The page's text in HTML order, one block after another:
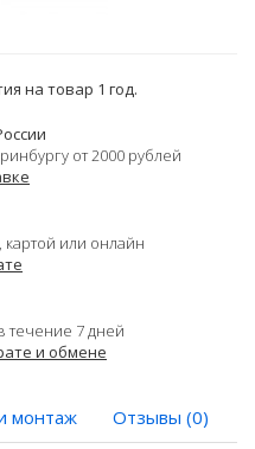
на товар 1 год.
от 2000 рублей
или онлайн
течение 7 дней
и обмене
монтаж Отзывы (0)